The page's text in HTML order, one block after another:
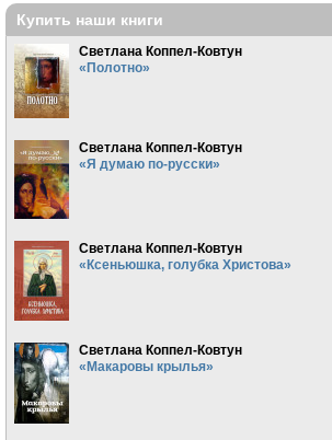
Купить наши книги
Светлана Коппел-Ковтун
«Полотно»
Светлана Коппел-Ковтун
«Я думаю по-русски»
Светлана Коппел-Ковтун
«Ксеньюшка, голубка Христова»
Светлана Коппел-Ковтун
«Макаровы крылья»